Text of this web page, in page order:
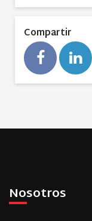
Compartir
Nosotros